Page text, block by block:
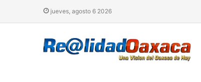
jueves, agosto 6 2026